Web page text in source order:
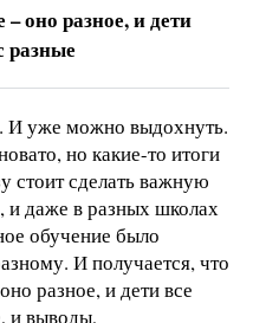
оно разное, и дети
разные
И уже можно выдохнуть.
но какие-то итоги
стоит сделать важную
и даже в разных школах
обучение было
И получается, что
разное, и дети все
и выводы,